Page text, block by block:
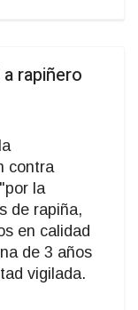
rapiñero
contra
la
de rapiña,
en calidad
de 3 años
vigilada.